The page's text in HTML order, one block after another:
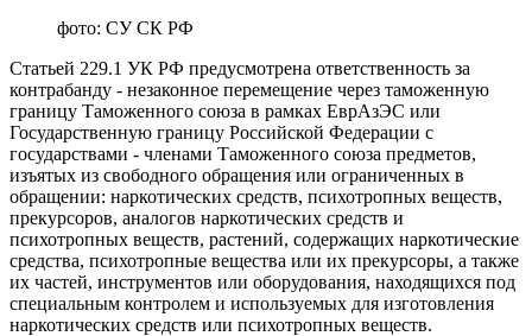
фото: СУ СК РФ
Статьей 229.1 УК РФ предусмотрена ответственность за
контрабанду - незаконное перемещение через таможенную
границу Таможенного союза в рамках ЕврАзЭС или
Государственную границу Российской Федерации с
государствами - членами Таможенного союза предметов,
изъятых из свободного обращения или ограниченных в
обращении: наркотических средств, психотропных веществ,
прекурсоров, аналогов наркотических средств и
психотропных веществ, растений, содержащих наркотические
средства, психотропные вещества или их прекурсоры, а также
их частей, инструментов или оборудования, находящихся под
специальным контролем и используемых для изготовления
наркотических средств или психотропных веществ.